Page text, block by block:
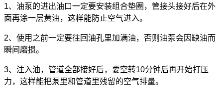
1、油泵的进出油口一定要安装组合垫圈，管接头接好后在外
面再涂一层黄油，这样能防止空气进入。
2、使用之前一定要往回油孔里加满油，否则油泵会因缺油而
瞬间磨损。
3、注入油，管道全部接好后，要空转10分钟后再开始打压
力，这样能把泵里和管道里残留的空气排量。